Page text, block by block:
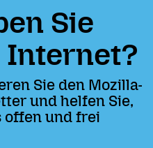
Sie
Internet?
Sie den Mozilla-
und helfen Sie,
offen und frei